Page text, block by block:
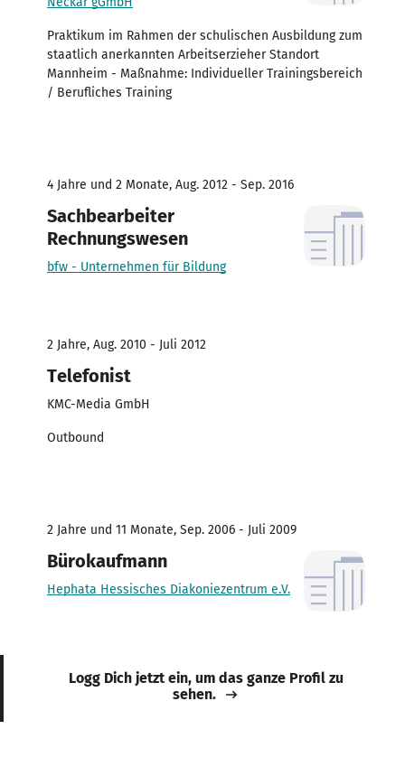
Praktikum im Rahmen der schulischen Ausbildung zum
staatlich anerkannten Arbeitserzieher Standort
Mannheim - Maßnahme: Individueller Trainingsbereich
/ Berufliches Training
4 Jahre und 2 Monate, Aug. 2012 - Sep. 2016
Sachbearbeiter
Rechnungswesen
bfw - Unternehmen für Bildung
2 Jahre, Aug. 2010 - Juli 2012
Telefonist
KMC-Media GmbH
Outbound
2 Jahre und 11 Monate, Sep. 2006 - Juli 2009
Bürokaufmann
Hephata Hessisches Diakoniezentrum e.V.
Logg Dich jetzt ein, um das ganze Profil zu
sehen.